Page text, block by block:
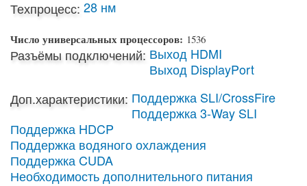
Техпроцесс: 28 нм
Число универсальных процессоров: 1536
Разъёмы подключений: Выход HDMI
Выход DisplayPort
Доп.характеристики: Поддержка SLI/CrossFire
Поддержка 3-Way SLI
Поддержка HDCP
Поддержка водяного охлаждения
Поддержка CUDA
Необходимость дополнительного питания